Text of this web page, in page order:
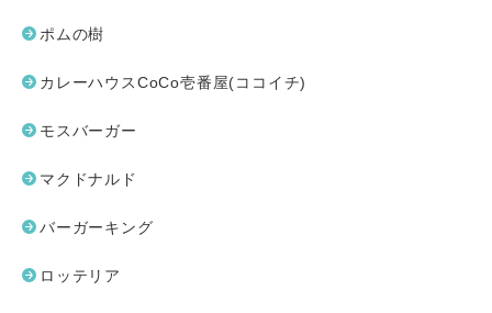
ポムの樹
カレーハウスCoCo壱番屋(ココイチ)
モスバーガー
マクドナルド
バーガーキング
ロッテリア